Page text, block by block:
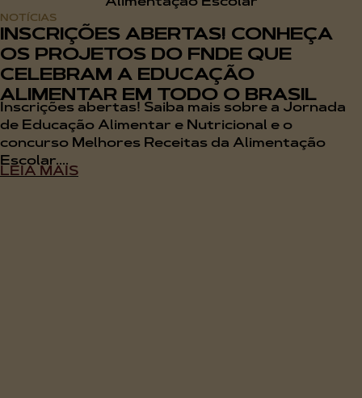
NOTÍCIAS
INSCRIÇÕES ABERTAS! CONHEÇA
OS PROJETOS DO FNDE QUE
CELEBRAM A EDUCAÇÃO
ALIMENTAR EM TODO O BRASIL
Inscrições abertas! Saiba mais sobre a Jornada
de Educação Alimentar e Nutricional e o
concurso Melhores Receitas da Alimentação
Escolar....
LEIA MAIS